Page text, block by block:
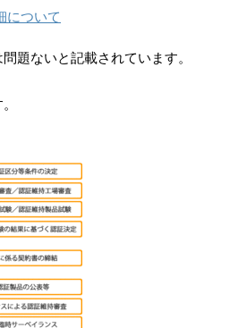
について
題ないと記載されています。